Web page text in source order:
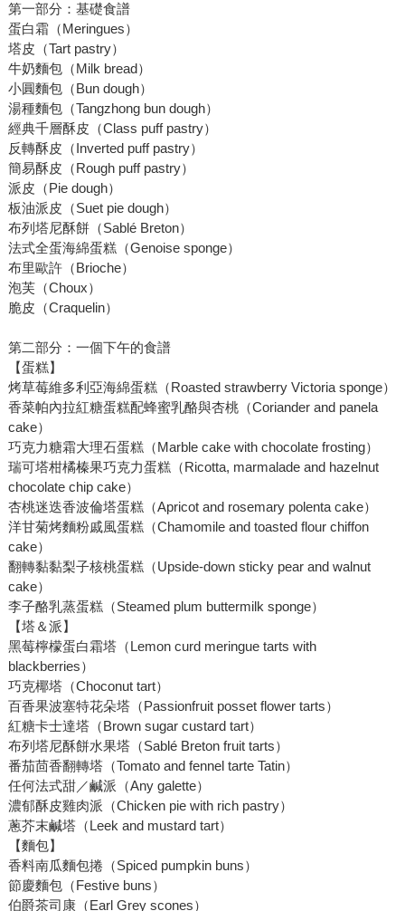
第一部分：基礎食譜
蛋白霜（Meringues）
塔皮（Tart pastry）
牛奶麵包（Milk bread）
小圓麵包（Bun dough）
湯種麵包（Tangzhong bun dough）
經典千層酥皮（Class puff pastry）
反轉酥皮（Inverted puff pastry）
簡易酥皮（Rough puff pastry）
派皮（Pie dough）
板油派皮（Suet pie dough）
布列塔尼酥餅（Sablé Breton）
法式全蛋海綿蛋糕（Genoise sponge）
布里歐許（Brioche）
泡芙（Choux）
脆皮（Craquelin）
第二部分：一個下午的食譜
【蛋糕】
烤草莓維多利亞海綿蛋糕（Roasted strawberry Victoria sponge）
香菜帕內拉紅糖蛋糕配蜂蜜乳酪與杏桃（Coriander and panela
cake）
巧克力糖霜大理石蛋糕（Marble cake with chocolate frosting）
瑞可塔柑橘榛果巧克力蛋糕（Ricotta, marmalade and hazelnut
chocolate chip cake）
杏桃迷迭香波倫塔蛋糕（Apricot and rosemary polenta cake）
洋甘菊烤麵粉戚風蛋糕（Chamomile and toasted flour chiffon
cake）
翻轉黏黏梨子核桃蛋糕（Upside-down sticky pear and walnut
cake）
李子酪乳蒸蛋糕（Steamed plum buttermilk sponge）
【塔＆派】
黑莓檸檬蛋白霜塔（Lemon curd meringue tarts with
blackberries）
巧克椰塔（Choconut tart）
百香果波塞特花朵塔（Passionfruit posset flower tarts）
紅糖卡士達塔（Brown sugar custard tart）
布列塔尼酥餅水果塔（Sablé Breton fruit tarts）
番茄茴香翻轉塔（Tomato and fennel tarte Tatin）
任何法式甜／鹹派（Any galette）
濃郁酥皮雞肉派（Chicken pie with rich pastry）
蔥芥末鹹塔（Leek and mustard tart）
【麵包】
香料南瓜麵包捲（Spiced pumpkin buns）
節慶麵包（Festive buns）
伯爵茶司康（Earl Grey scones）